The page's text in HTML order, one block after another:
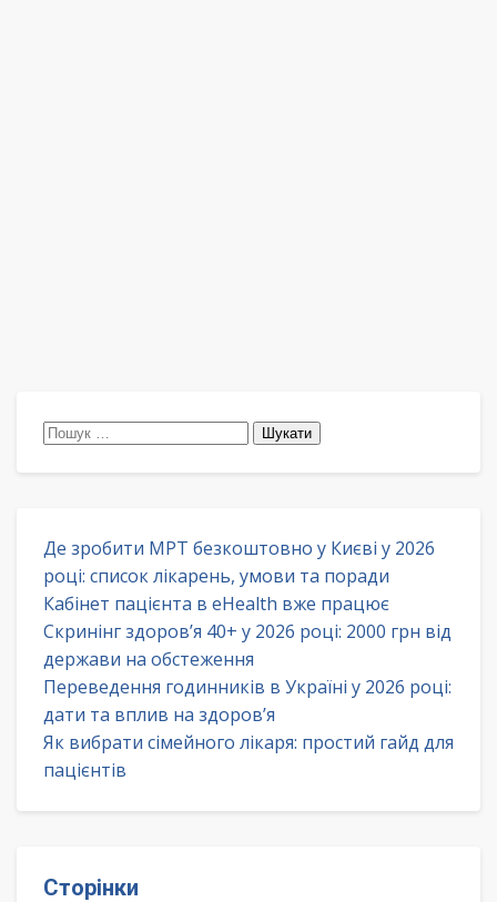
Пошук:
Де зробити МРТ безкоштовно у Києві у 2026
році: список лікарень, умови та поради
Кабінет пацієнта в eHealth вже працює
Скринінг здоров’я 40+ у 2026 році: 2000 грн від
держави на обстеження
Переведення годинників в Україні у 2026 році:
дати та вплив на здоров’я
Як вибрати сімейного лікаря: простий гайд для
пацієнтів
Сторінки